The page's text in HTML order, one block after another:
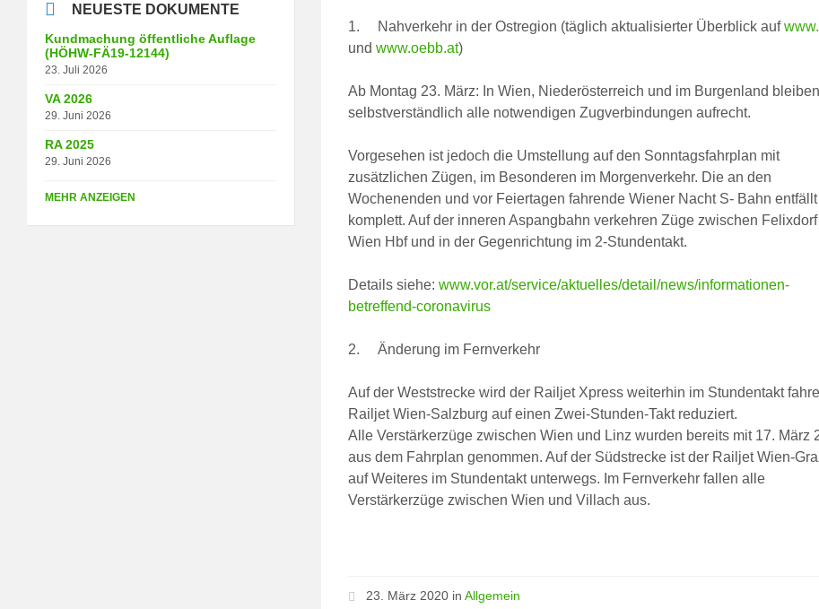
1. Nahverkehr in der Ostregion (täglich aktualisierter Überblick auf
undwww.oebb.at)
Ab Montag 23. März: In Wien, Niederösterreich und im Burgenland bleiben
selbstverständlich alle notwendigen Zugverbindungen aufrecht.
Vorgesehen ist jedoch die Umstellung auf den Sonntagsfahrplan mit
zusätzlichen Zügen, im Besonderen im Morgenverkehr. Die an den
Wochenenden und vor Feiertagen fahrende Wiener Nacht S- Bahn entfällt
komplett. Auf der inneren Aspangbahn verkehren Züge zwischen Felixdorf
Wien Hbf und in der Gegenrichtung im 2-Stundentakt.
Details siehe:www.vor.at/service/aktuelles/detail/news/informationen-
betreffend-coronavirus
2. Änderung im Fernverkehr
Auf der Weststrecke wird der Railjet Xpress weiterhin im Stundentakt
Railjet Wien-Salzburg auf einen Zwei-Stunden-Takt reduziert.
Alle Verstärkerzüge zwischen Wien und Linz wurden bereits mit 17. März
aus dem Fahrplan genommen. Auf der Südstrecke ist der Railjet Wien-
auf Weiteres im Stundentakt unterwegs. Im Fernverkehr fallen alle
Verstärkerzüge zwischen Wien und Villach aus.
23. März 2020 inAllgemein
NEUESTE DOKUMENTE
Kundmachung öffentliche Auflage
(HÖHW-FÄ19-12144)
23. Juli 2026
VA 2026
29. Juni 2026
RA 2025
29. Juni 2026
MEHR ANZEIGEN